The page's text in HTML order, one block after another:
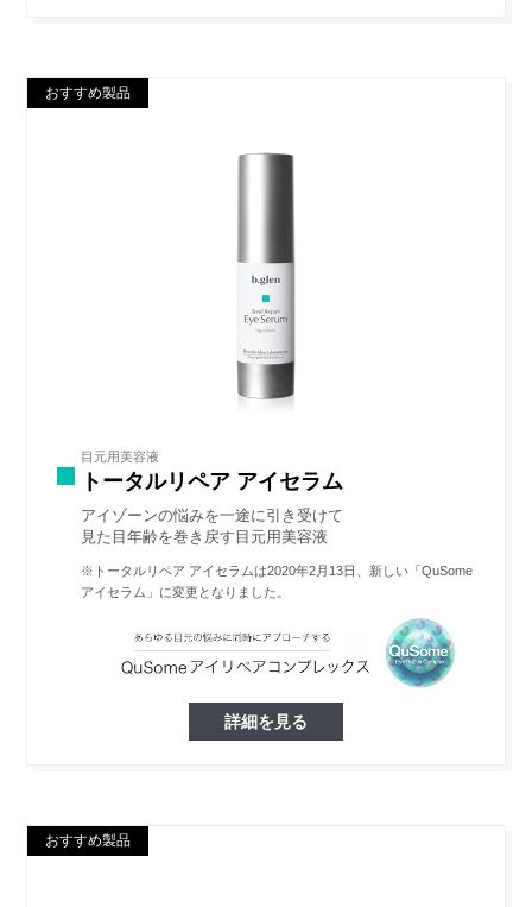
おすすめ製品
目元用美容液
トータルリペア アイセラム
アイゾーンの悩みを一途に引き受けて
見た目年齢を巻き戻す目元用美容液
※トータルリペア アイセラムは2020年2月13日、新しい「QuSome
アイセラム」に変更となりました。
詳細を見る
おすすめ製品